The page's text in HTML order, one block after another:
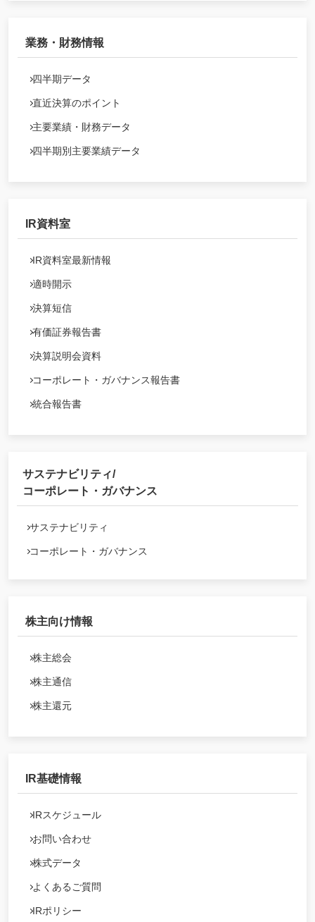
業務・財務情報
四半期データ
直近決算のポイント
主要業績・財務データ
四半期別主要業績データ
IR資料室
IR資料室最新情報
適時開示
決算短信
有価証券報告書
決算説明会資料
コーポレート・ガバナンス報告書
統合報告書
サステナビリティ/
コーポレート・ガバナンス
サステナビリティ
コーポレート・ガバナンス
株主向け情報
株主総会
株主通信
株主還元
IR基礎情報
IRスケジュール
お問い合わせ
株式データ
よくあるご質問
IRポリシー